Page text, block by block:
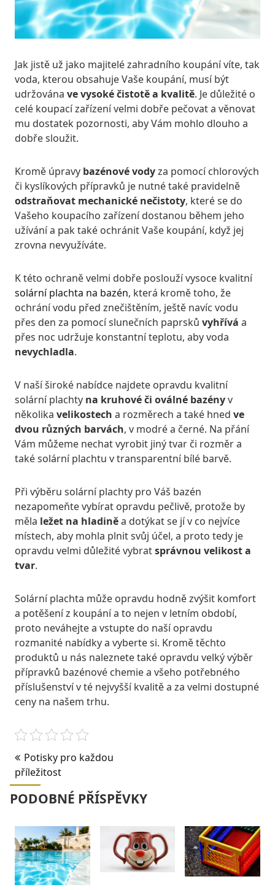
Jak jistě už jako majitelé zahradního koupání víte, tak
voda, kterou obsahuje Vaše koupání, musí být
udržována ve vysoké čistotě a kvalitě. Je důležité o
celé koupací zařízení velmi dobře pečovat a věnovat
mu dostatek pozornosti, aby Vám mohlo dlouho a
dobře sloužit.
Kromě úpravy bazénové vodyza pomocí chlorových
či kyslíkových přípravků je nutné také pravidelně
odstraňovat mechanické nečistoty, které se do
Vašeho koupacího zařízení dostanou během jeho
užívání a pak také ochránit Vaše koupání, když jej
zrovna nevyužíváte.
K této ochraně velmi dobře poslouží vysoce kvalitní
solární plachta na bazén, která kromě toho, že
ochrání vodu před znečištěním, ještě navíc vodu
přes den za pomocí slunečních paprsků vyhřívá a
přes noc udržuje konstantní teplotu, aby voda
nevychladla.
V naší široké nabídce najdete opravdu kvalitní
solární plachty na kruhové či oválné bazényv
několika velikostech a rozměrech a také hned ve
dvou různých barvách, v modré a černé. Na přání
Vám můžeme nechat vyrobit jiný tvar či rozměr a
také solární plachtu v transparentní bílé barvě.
Při výběru solární plachty pro Váš bazén
nezapomeňte vybírat opravdu pečlivě, protože by
měla ležet na hladiněa dotýkat se jí v co nejvíce
místech, aby mohla plnit svůj účel, a proto tedy je
opravdu velmi důležité vybratsprávnou velikost a
tvar.
Solární plachta může opravdu hodně zvýšit komfort
a potěšení z koupání a to nejen v letním období,
proto neváhejte a vstupte do naší opravdu
rozmanité nabídky a vyberte si. Kromě těchto
produktů u nás naleznete také opravdu velký výběr
přípravků bazénové chemie a všeho potřebného
příslušenství v té nejvyšší kvalitě a za velmi dostupné
ceny na našem trhu.
Navigace
pro
příspěvek
Potisky pro každou
příležitost
PODOBNÉ PŘÍSPĚVKY